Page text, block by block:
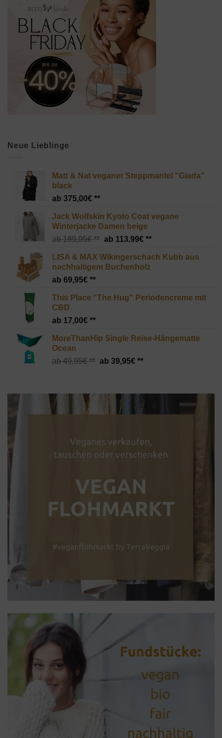
Neue Lieblinge
Matt & Nat veganer Steppmantel "Giada"
black
375,00€
Jack Wolfskin Kyoto Coat vegane
Winterjacke Damen beige
189,95€
Ursprünglicher
war:
189,95€
113,99€
Aktueller
ist:
LISA & MAX Wikingerschach Kubb aus
nachhaltigem Buchenholz
69,95€
This Place "The Hug" Periodencreme mit
CBD
17,00€
MoreThanHip Single Reise-Hängematte
Ocean
49,95€
Ursprünglicher
49,95€
39,95€
Aktueller
39,95€.